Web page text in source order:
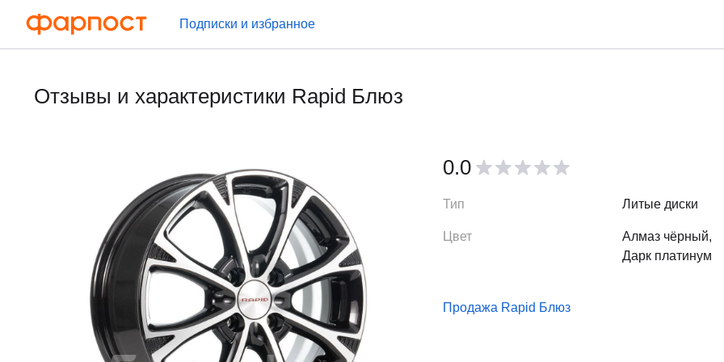
Подписки и избранное
Отзывы и характеристики Rapid Блюз
0.0
Тип Литые диски
Цвет
Алмаз чёрный,
Дарк платинум
Продажа Rapid Блюз